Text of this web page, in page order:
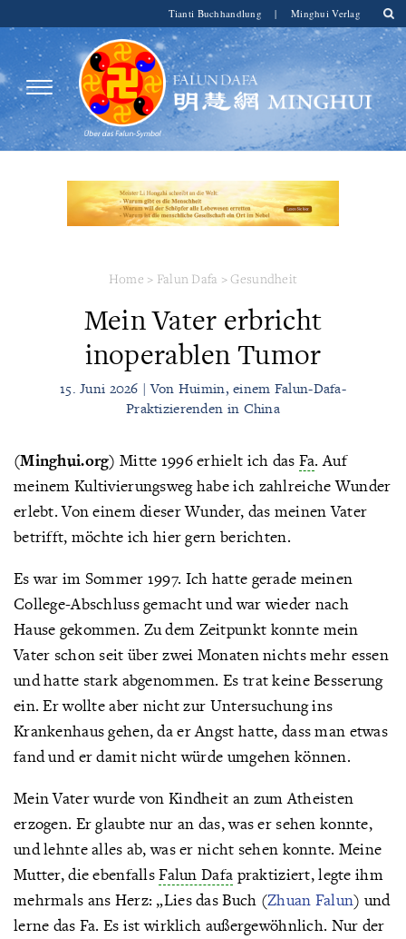
Tianti Buchhandlung | Minghui Verlag
Home > Falun Dafa >Gesundheit
Mein Vater erbricht
inoperablen Tumor
15. Juni 2026 | Von Huimin, einem Falun-Dafa-
Praktizierenden in China
(Minghui.org) Mitte 1996 erhielt ich das Fa. Auf
meinem Kultivierungsweg habe ich zahlreiche Wunder
erlebt. Von einem dieser Wunder, das meinen Vater
betrifft, möchte ich hier gern berichten.
Es war im Sommer 1997. Ich hatte gerade meinen
College-Abschluss gemacht und war wieder nach
Hause gekommen. Zu dem Zeitpunkt konnte mein
Vater schon seit über zwei Monaten nichts mehr essen
und hatte stark abgenommen. Es trat keine Besserung
ein. Er wollte aber nicht zur Untersuchung ins
Krankenhaus gehen, da er Angst hatte, dass man etwas
fand und er damit nicht würde umgehen können.
Mein Vater wurde von Kindheit an zum Atheisten
erzogen. Er glaubte nur an das, was er sehen konnte,
und lehnte alles ab, was er nicht sehen konnte. Meine
Mutter, die ebenfallsFalun Dafa praktiziert, legte ihm
mehrmals ans Herz: „Lies das Buch (Zhuan Falun) und
lerne das Fa. Es ist wirklich außergewöhnlich. Nur der